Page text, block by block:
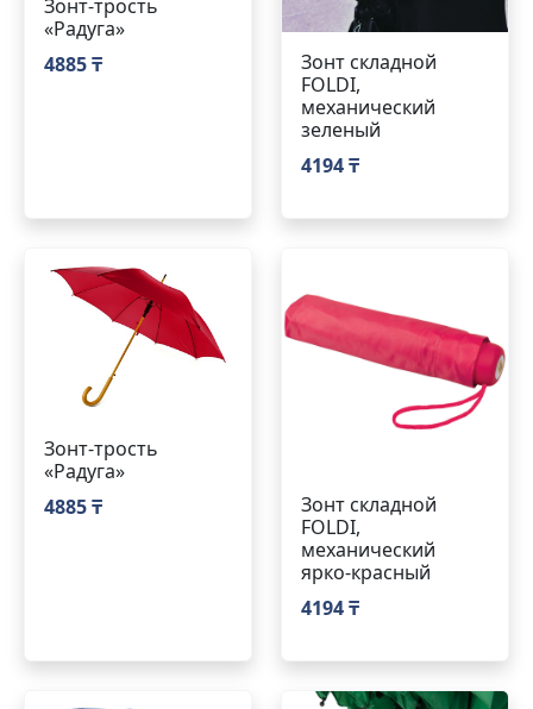
Зонт-трость
«Радуга»
4885 ₸
Зонт складной
FOLDI,
механический
зеленый
4194 ₸
Зонт-трость
«Радуга»
4885 ₸
Зонт складной
FOLDI,
механический
ярко-красный
4194 ₸